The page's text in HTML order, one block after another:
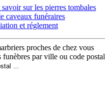
sur les pierres tombales
caveaux funéraires
et réglement
proches de chez vous
funèbres par ville ou code postal